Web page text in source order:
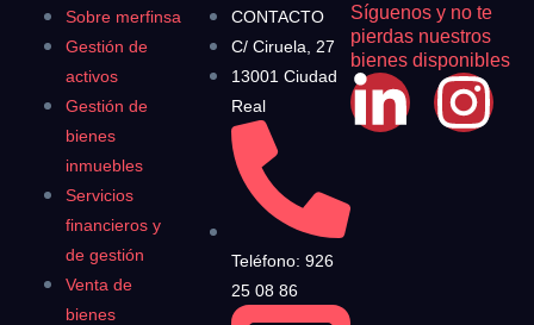
Sobre merfinsa
Gestión de
activos
Gestión de
bienes
inmuebles
Servicios
financieros y
de gestión
Venta de
bienes
CONTACTO
C/ Ciruela, 27
13001 Ciudad
Real
Teléfono: 926
25 08 86
Síguenos y no te
pierdas nuestros
bienes disponibles